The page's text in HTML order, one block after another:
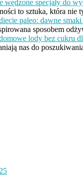
to sztuka, która
sposobem
nas do